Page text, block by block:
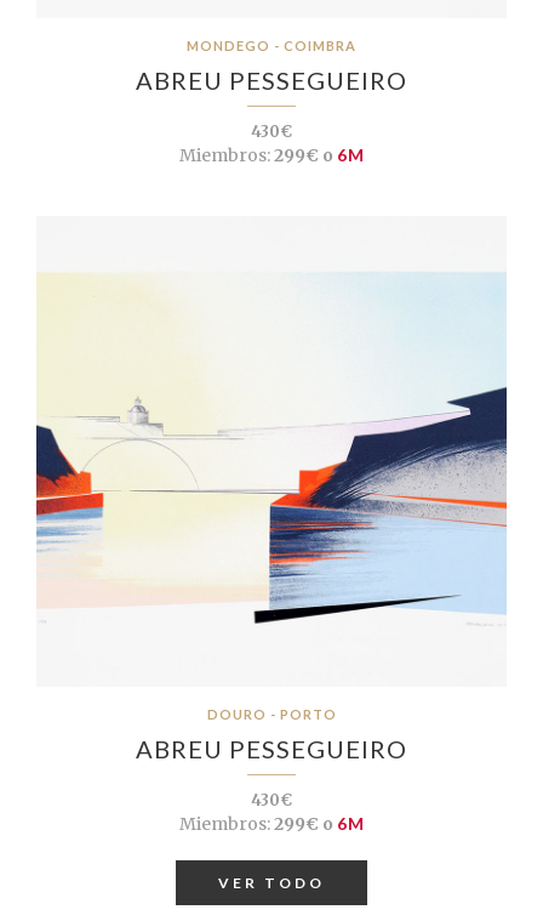
MONDEGO - COIMBRA
ABREU PESSEGUEIRO
430€
Miembros:299€ o 6M
DOURO - PORTO
ABREU PESSEGUEIRO
430€
Miembros:299€ o 6M
VER TODO